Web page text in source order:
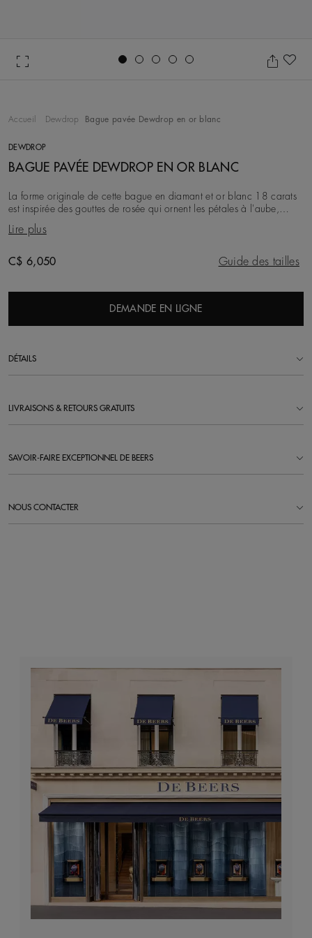
Accueil Dewdrop Bague pavée Dewdrop en or blanc
DEWDROP
BAGUE PAVÉE DEWDROP EN OR BLANC
La forme originale de cette bague en diamant et or blanc 18 carats
est inspirée des gouttes de rosée qui ornent les pétales à l'aube,
rendant un hommage élégant à l’
Lire plus
Original price
C$ 6,050 Guide des tailles
DEMANDE EN LIGNE
DÉTAILS
LIVRAISONS & RETOURS GRATUITS
SAVOIR-FAIRE EXCEPTIONNEL DE BEERS
NOUS CONTACTER